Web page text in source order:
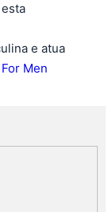
e atua
For Men